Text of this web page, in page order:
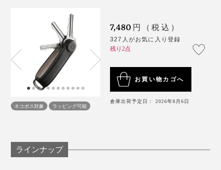
ネコポス対象 ラッピング可能
7,480 円（税込）
327人がお気に入り登録
残り2点
お買い物カゴへ
倉庫出荷予定日： 2026年8月6日
ラインナップ